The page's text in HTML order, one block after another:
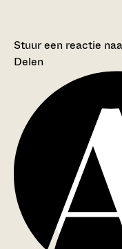
Stuur een reactie
Delen